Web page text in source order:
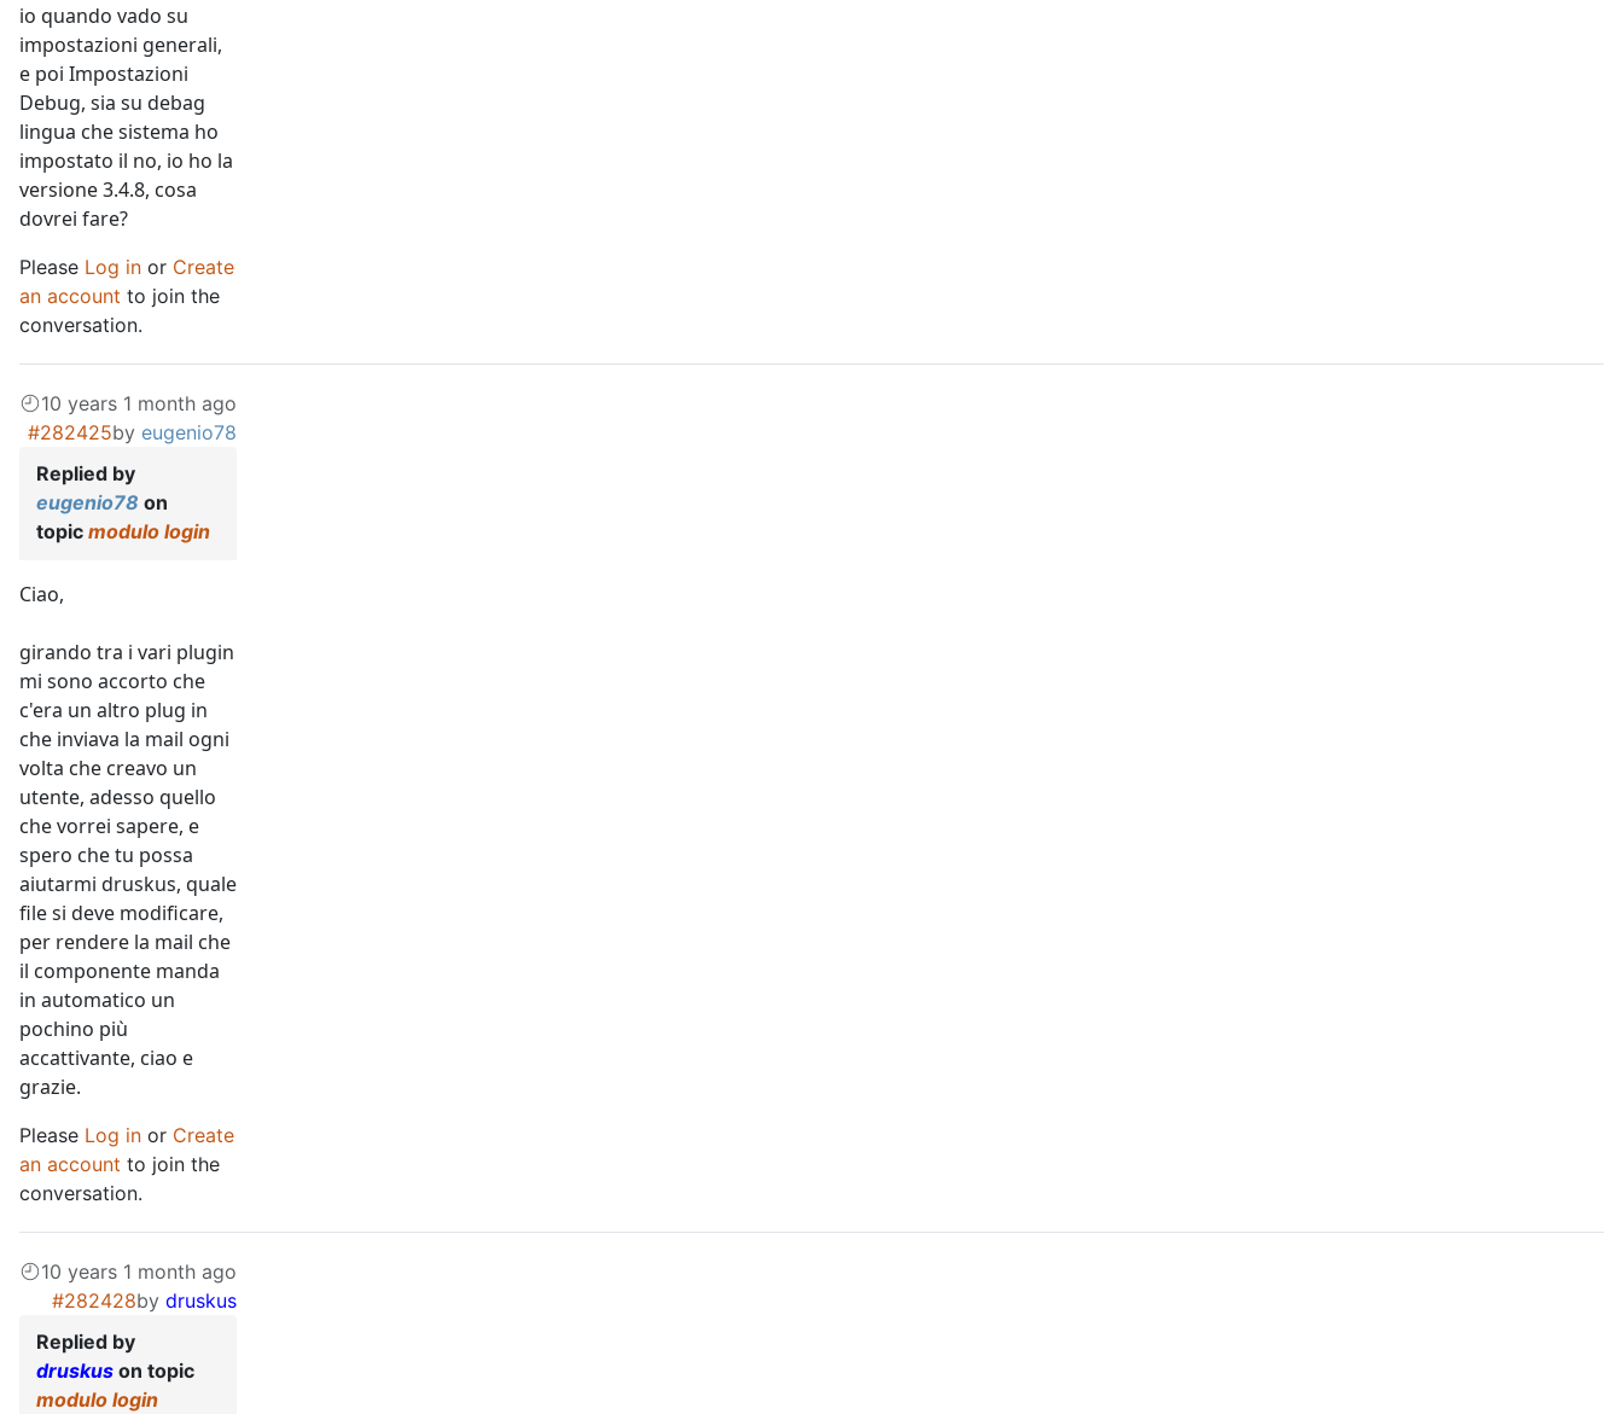
io quando vado su
impostazioni generali,
e poi Impostazioni
Debug, sia su debag
lingua che sistema ho
impostato il no, io ho la
versione 3.4.8, cosa
dovrei fare?
Please Log in or Create
an account to join the
conversation.
10 years 1 month ago
#282425by eugenio78
Replied by
eugenio78 on
topic modulo login
Ciao,
girando tra i vari plugin
mi sono accorto che
c'era un altro plug in
che inviava la mail ogni
volta che creavo un
utente, adesso quello
che vorrei sapere, e
spero che tu possa
aiutarmi druskus, quale
file si deve modificare,
per rendere la mail che
il componente manda
in automatico un
pochino più
accattivante, ciao e
grazie.
Please Log in or Create
an account to join the
conversation.
10 years 1 month ago
#282428by druskus
Replied by
druskus on topic
modulo login